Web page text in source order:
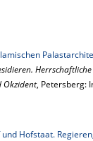
Okzident, Petersberg:
Hofstaat.